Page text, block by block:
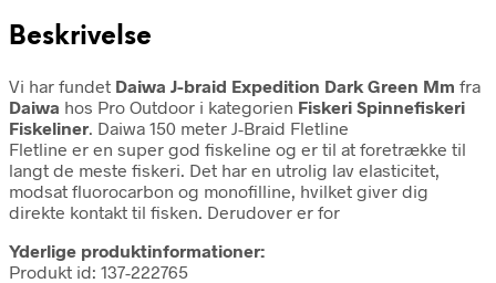
Beskrivelse
Vi har fundet Daiwa J-braid Expedition Dark Green Mm fra
Daiwa hos Pro Outdoor i kategorien Fiskeri Spinnefiskeri
Fiskeliner. Daiwa 150 meter J-Braid Fletline
Fletline er en super god fiskeline og er til at foretrække til
langt de meste fiskeri. Det har en utrolig lav elasticitet,
modsat fluorocarbon og monofilline, hvilket giver dig
direkte kontakt til fisken. Derudover er for
Yderlige produktinformationer:
Produkt id: 137-222765